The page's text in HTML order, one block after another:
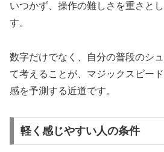
いつかず、操作の難しさを重さと
す。
数字だけでなく、自分の普段のシ
て考えることが、マジックスピー
感を予測する近道です。
軽く感じやすい人の条件